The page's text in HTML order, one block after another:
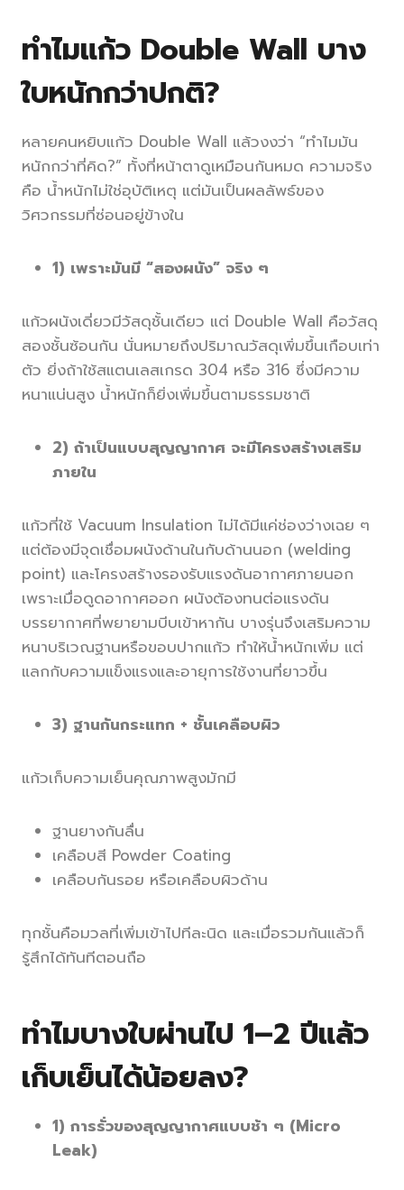
ทำไมแก้ว Double Wall บาง
ใบหนักกว่าปกติ?
หลายคนหยิบแก้ว Double Wall แล้วงงว่า “ทำไมมัน
หนักกว่าที่คิด?” ทั้งที่หน้าตาดูเหมือนกันหมด ความจริง
คือ น้ำหนักไม่ใช่อุบัติเหตุ แต่มันเป็นผลลัพธ์ของ
วิศวกรรมที่ซ่อนอยู่ข้างใน
1) เพราะมันมี “สองผนัง” จริง ๆ
แก้วผนังเดี่ยวมีวัสดุชั้นเดียว แต่ Double Wall คือวัสดุ
สองชั้นซ้อนกัน นั่นหมายถึงปริมาณวัสดุเพิ่มขึ้นเกือบเท่า
ตัว ยิ่งถ้าใช้สแตนเลสเกรด 304 หรือ 316 ซึ่งมีความ
หนาแน่นสูง น้ำหนักก็ยิ่งเพิ่มขึ้นตามธรรมชาติ
2) ถ้าเป็นแบบสุญญากาศ จะมีโครงสร้างเสริม
ภายใน
แก้วที่ใช้ Vacuum Insulation ไม่ได้มีแค่ช่องว่างเฉย ๆ
แต่ต้องมีจุดเชื่อมผนังด้านในกับด้านนอก (welding
point) และโครงสร้างรองรับแรงดันอากาศภายนอก
เพราะเมื่อดูดอากาศออก ผนังต้องทนต่อแรงดัน
บรรยากาศที่พยายามบีบเข้าหากัน บางรุ่นจึงเสริมความ
หนาบริเวณฐานหรือขอบปากแก้ว ทำให้น้ำหนักเพิ่ม แต่
แลกกับความแข็งแรงและอายุการใช้งานที่ยาวขึ้น
3) ฐานกันกระแทก + ชั้นเคลือบผิว
แก้วเก็บความเย็นคุณภาพสูงมักมี
ฐานยางกันลื่น
เคลือบสี Powder Coating
เคลือบกันรอย หรือเคลือบผิวด้าน
ทุกชั้นคือมวลที่เพิ่มเข้าไปทีละนิด และเมื่อรวมกันแล้วก็
รู้สึกได้ทันทีตอนถือ
ทำไมบางใบผ่านไป 1–2 ปีแล้ว
เก็บเย็นได้น้อยลง?
1) การรั่วของสุญญากาศแบบช้า ๆ (Micro
Leak)